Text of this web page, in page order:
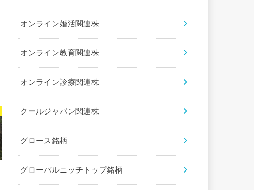
オンライン婚活関連株
オンライン教育関連株
オンライン診療関連株
クールジャパン関連株
グロース銘柄
グローバルニッチトップ銘柄